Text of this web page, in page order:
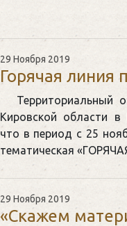
29 Ноября 2019
Горячая линия
Территориальный
Кировской области в
что в период с 25
тематическая
29 Ноября 2019
«Скажем